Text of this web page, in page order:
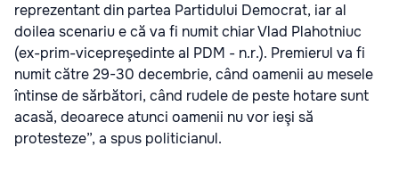
reprezentant din partea Partidului Democrat, iar al
doilea scenariu e că va fi numit chiar Vlad Plahotniuc
(ex-prim-vicepreşedinte al PDM - n.r.). Premierul va fi
numit către 29-30 decembrie, când oamenii au mesele
întinse de sărbători, când rudele de peste hotare sunt
acasă, deoarece atunci oamenii nu vor ieşi să
protesteze”, a spus politicianul.